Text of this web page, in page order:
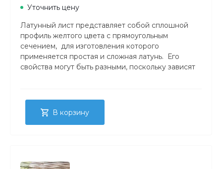
Уточнить цену
Латунный лист представляет собой сплошной
профиль желтого цвета с прямоугольным
сечением, для изготовления которого
применяется простая и сложная латунь. Его
свойства могут быть разными, поскольку зависят
миллиметров. Причем большая толщина у
горячекатаного сортамента.
В корзину